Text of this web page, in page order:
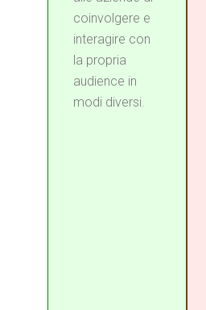
coinvolgere e
interagire con
la propria
audience in
modi diversi.